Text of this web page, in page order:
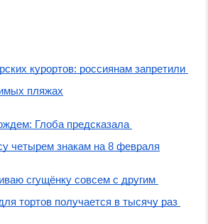
курортов: россиянам запретили
пляжах
Глоба предсказала
четырем знакам на 8 февраля
сгущёнку совсем с другим
тортов получается в тысячу раз